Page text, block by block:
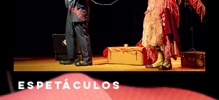
Espetáculos